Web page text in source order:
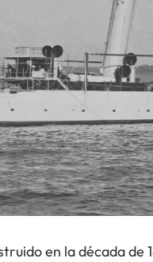
en la década de